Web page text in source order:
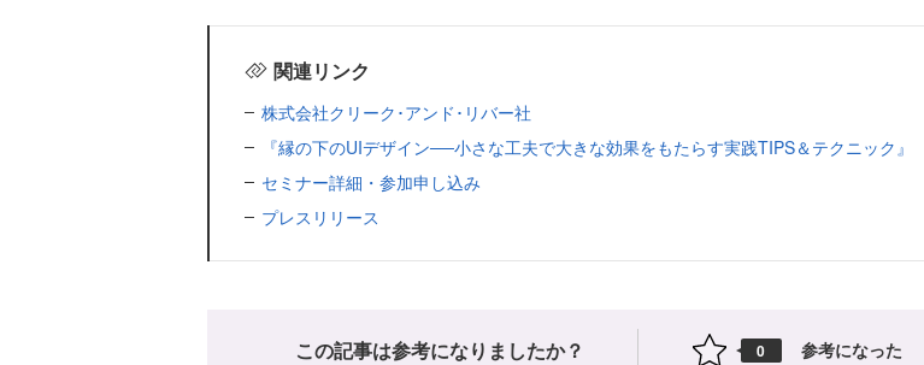
関連リンク
株式会社クリーク･アンド･リバー社
『縁の下のUIデザイン──小さな工夫で大きな効果をもたらす実践TIPS＆テクニック』
セミナー詳細・参加申し込み
プレスリリース
この記事は参考になりましたか？ 0 参考になった